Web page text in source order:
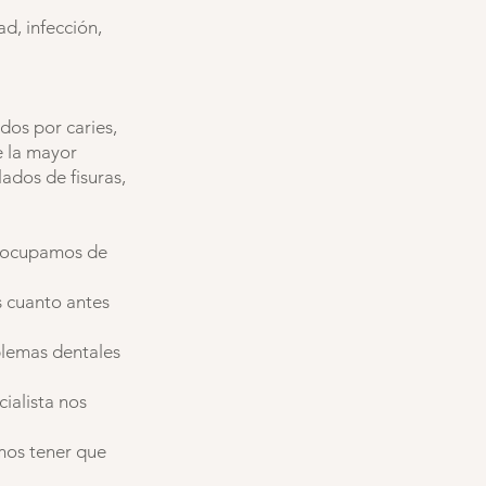
infección,
por caries,
la mayor
de fisuras,
de
cuanto antes
dentales
nos
tener que